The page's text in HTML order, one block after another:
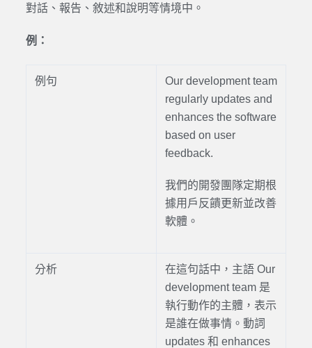
對話、報告、敘述和說明等情境中。
例：
例句
Our development team
regularly updates and
enhances the software
based on user
feedback.
我們的開發團隊定期根
據用戶反饋更新並改善
軟體。
分析
在這句話中，主語 Our
development team 是
執行動作的主體，表示
是誰在做事情。動詞
updates 和 enhances